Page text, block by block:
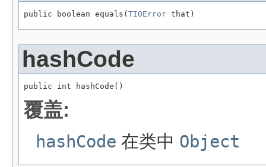
public boolean equals( TIOError that)
hashCode
public int hashCode()
覆盖:
hashCode 在类中 Object